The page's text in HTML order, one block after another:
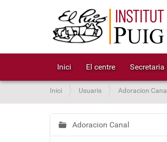
Inici El centre Secretaria
S
o
u
:
Inici Usuaris Adoracion Canal
N
a
Adoracion Canal